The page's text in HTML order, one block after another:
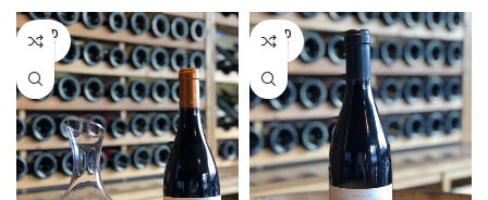
SOLD
OUT
SOLD
OUT